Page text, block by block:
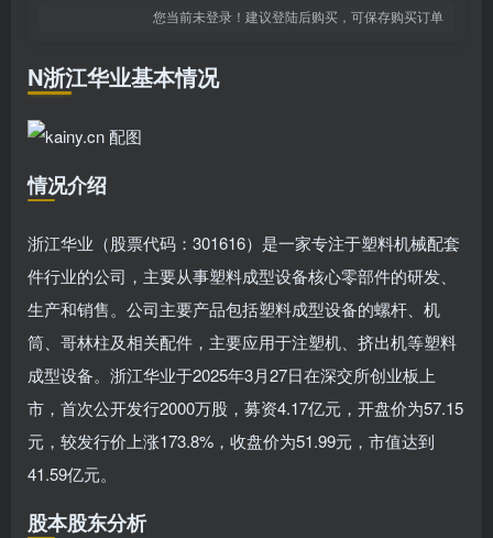
您当前未登录！建议登陆后购买，可保存购买订单
N浙江华业基本情况
情况介绍
浙江华业（股票代码：301616）是一家专注于塑料机械配套
件行业的公司，主要从事塑料成型设备核心零部件的研发、
生产和销售。公司主要产品包括塑料成型设备的螺杆、机
筒、哥林柱及相关配件，主要应用于注塑机、挤出机等塑料
成型设备。浙江华业于2025年3月27日在深交所创业板上
市，首次公开发行2000万股，募资4.17亿元，开盘价为57.15
元，较发行价上涨173.8%，收盘价为51.99元，市值达到
41.59亿元。
股本股东分析